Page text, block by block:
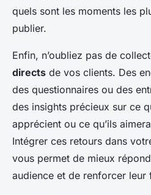
quels sont les moments les
publier.
Enfin, n’oubliez pas de
directs de vos clients. Des
des questionnaires ou des
des insights précieux sur ce
apprécient ou ce qu’ils
Intégrer ces retours dans
vous permet de mieux
audience et de renforcer leur